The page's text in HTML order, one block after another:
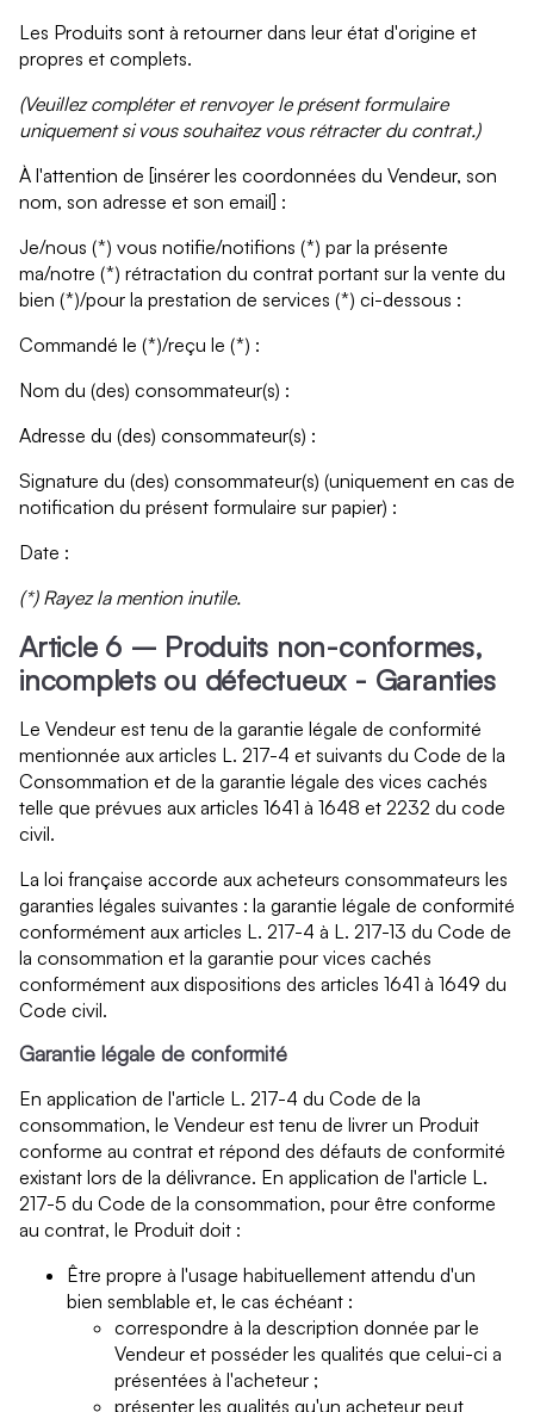
Les Produits sont à retourner dans leur état d'origine et
propres et complets.
(Veuillez compléter et renvoyer le présent formulaire
uniquement si vous souhaitez vous rétracter du contrat.)
À l'attention de [insérer les coordonnées du Vendeur, son
nom, son adresse et son email] :
Je/nous (*) vous notifie/notifions (*) par la présente
ma/notre (*) rétractation du contrat portant sur la vente du
bien (*)/pour la prestation de services (*) ci-dessous :
Commandé le (*)/reçu le (*) :
Nom du (des) consommateur(s) :
Adresse du (des) consommateur(s) :
Signature du (des) consommateur(s) (uniquement en cas de
notification du présent formulaire sur papier) :
Date :
(*) Rayez la mention inutile.
Article 6 – Produits non-conformes,
incomplets ou défectueux - Garanties
Le Vendeur est tenu de la garantie légale de conformité
mentionnée aux articles L. 217-4 et suivants du Code de la
Consommation et de la garantie légale des vices cachés
telle que prévues aux articles 1641 à 1648 et 2232 du code
civil.
La loi française accorde aux acheteurs consommateurs les
garanties légales suivantes : la garantie légale de conformité
conformément aux articles L. 217-4 à L. 217-13 du Code de
la consommation et la garantie pour vices cachés
conformément aux dispositions des articles 1641 à 1649 du
Code civil.
Garantie légale de conformité
En application de l'article L. 217-4 du Code de la
consommation, le Vendeur est tenu de livrer un Produit
conforme au contrat et répond des défauts de conformité
existant lors de la délivrance. En application de l'article L.
217-5 du Code de la consommation, pour être conforme
au contrat, le Produit doit :
Être propre à l'usage habituellement attendu d'un
bien semblable et, le cas échéant :
correspondre à la description donnée par le
Vendeur et posséder les qualités que celui-ci a
présentées à l'acheteur ;
présenter les qualités qu'un acheteur peut